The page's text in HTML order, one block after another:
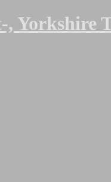
Yorkshire